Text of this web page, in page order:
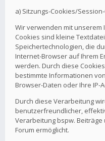
a) Sitzungs-Cookies/
Wir verwenden mit unserem
Cookies sind kleine
Speichertechnologien, die
Internet-Browser auf Ihrem
werden. Durch diese
bestimmte Informationen
Browser-Daten oder Ihre IP-
Durch diese Verarbeitung
benutzerfreundlicher,
Verarbeitung bspw.
Forum ermöglicht.